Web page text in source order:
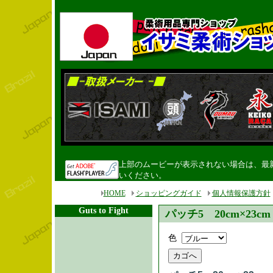
上部のムービーが表示されない場合は、最
いください。
HOME ショッピングガイド 個人情報保護方針
Guts to Fight パッチ5 20cm×23cm
色